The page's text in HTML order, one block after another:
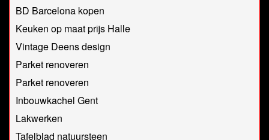
BD Barcelona kopen
Keuken op maat prijs Halle
Vintage Deens design
Parket renoveren
Parket renoveren
Inbouwkachel Gent
Lakwerken
Tafelblad natuursteen